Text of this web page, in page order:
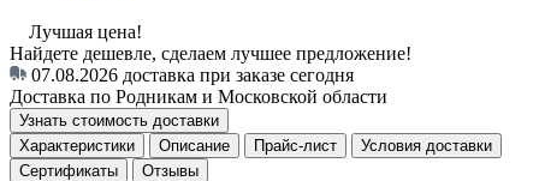
Лучшая цена!
Найдете дешевле, сделаем лучшее предложение!
07.08.2026 доставка при заказе сегодня
Доставка по Родникам и Московской области
Узнать стоимость доставки
Характеристики
Описание Прайс-лист
Условия доставки
Сертификаты
Отзывы